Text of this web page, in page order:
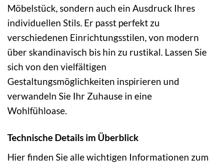
Möbelstück, sondern auch ein Ausdruck Ihres
individuellen Stils. Er passt perfekt zu
verschiedenen Einrichtungsstilen, von modern
über skandinavisch bis hin zu rustikal. Lassen Sie
sich von den vielfältigen
Gestaltungsmöglichkeiten inspirieren und
verwandeln Sie Ihr Zuhause in eine
Wohlfühloase.
Technische Details im Überblick
Hier finden Sie alle wichtigen Informationen zum